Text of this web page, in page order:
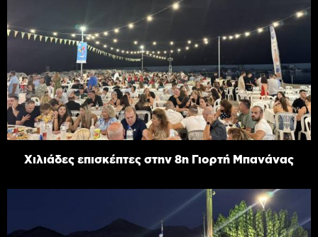
Χιλιάδες επισκέπτες στην 8η Γιορτή Μπανάνας